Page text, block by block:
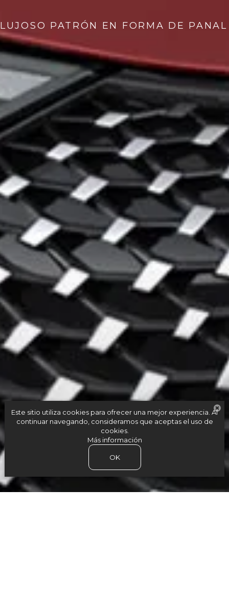
LUJOSO PATRÓN EN FORMA DE PANAL
Este sitio utiliza cookies para ofrecer una mejor experiencia. Al
continuar navegando, consideramos que aceptas el uso de
cookies.
Más información
OK